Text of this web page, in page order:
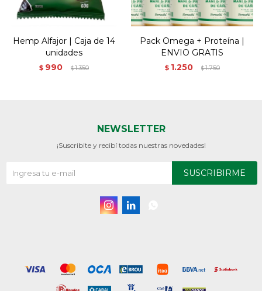
Hemp Alfajor | Caja de 14
unidades
$ 990 $1.350
Pack Omega + Proteína |
ENVIO GRATIS
$ 1.250 $1.750
NEWSLETTER
¡Suscribite y recibí todas nuestras novedades!
SUSCRIBIRME
 